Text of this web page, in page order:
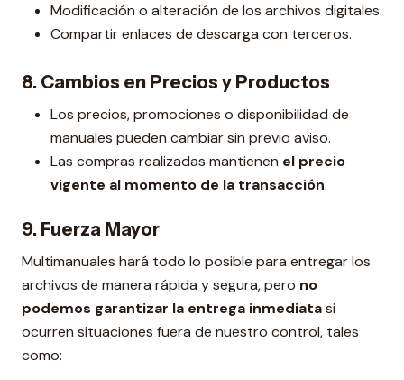
Modificación o alteración de los archivos digitales.
Compartir enlaces de descarga con terceros.
8. Cambios en Precios y Productos
Los precios, promociones o disponibilidad de
manuales pueden cambiar sin previo aviso.
Las compras realizadas mantienen el precio
vigente al momento de la transacción.
9. Fuerza Mayor
Multimanuales hará todo lo posible para entregar los
archivos de manera rápida y segura, pero no
podemos garantizar la entrega inmediatasi
ocurren situaciones fuera de nuestro control, tales
como: